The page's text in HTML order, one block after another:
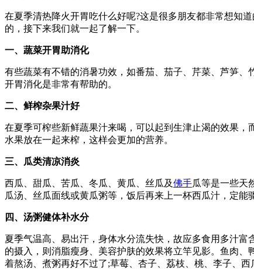
在夏季清热降火开胃吃什么好呢?这是很多朋友都非常想知
的，接下来我们就一起了解一下。
一、蔬菜开胃助消化
有些蔬菜有不错的消暑功效，如番茄、茄子、芹菜、芦笋
开胃消化是非常有帮助的。
二、鲜榨杂果汁好
在夏季可榨些新鲜蔬果汁来喝，可以起到生津止渴的效果
水果放在一起来榨，这样会更加的营养。
三、瓜类清凉消炎
西瓜、甜瓜、苦瓜、冬瓜、黄瓜、丝瓜及佛手瓜等是一些天
瓜汤、丝瓜面线或黄瓜粥等，饭后再来上一杯西瓜汁，定
四、汤粥健体补水分
夏季气温高、易出汗，身体水分流失快，故应多食用多汁
的摄入，则消脂瘦身、美容护肤的效果将立竿见影。鱼肉、
着熬汤、煮粥再好不过了;草莓、杏子、荔枝、桃、李子、西